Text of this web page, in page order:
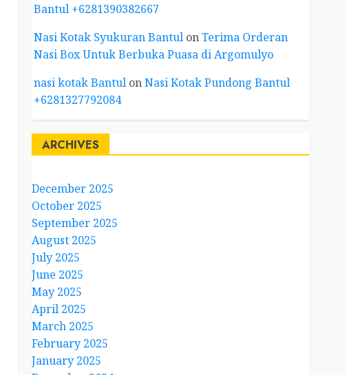
Bantul +6281390382667
Nasi Kotak Syukuran BantulonTerima Orderan
Nasi Box Untuk Berbuka Puasa di Argomulyo
nasi kotak BantulonNasi Kotak Pundong Bantul
+6281327792084
ARCHIVES
December 2025
October 2025
September 2025
August 2025
July 2025
June 2025
May 2025
April 2025
March 2025
February 2025
January 2025